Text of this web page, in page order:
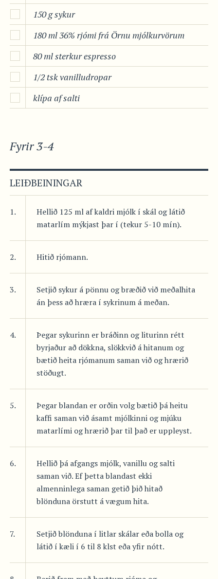
150 g sykur
180 ml 36% rjómi frá Örnu mjólkurvörum
80 ml sterkur espresso
1/2 tsk vanilludropar
klípa af salti
Fyrir 3-4
LEIÐBEININGAR
1.
Hellið 125 ml af kaldri mjólk í skál og látið
matarlím mýkjast þar í (tekur 5-10 mín).
2. Hitið rjómann.
3.
Setjið sykur á pönnu og bræðið við meðalhita
án þess að hræra í sykrinum á meðan.
4.
Þegar sykurinn er bráðinn og liturinn rétt
byrjaður að dökkna, slökkvið á hitanum og
bætið heita rjómanum saman við og hrærið
stöðugt.
5.
Þegar blandan er orðin volg bætið þá heitu
kaffi saman við ásamt mjólkinni og mjúku
matarlími og hrærið þar til það er uppleyst.
6.
Hellið þá afgangs mjólk, vanillu og salti
saman við. Ef þetta blandast ekki
almenninlega saman getið þið hitað
blönduna örstutt á vægum hita.
7.
Setjið blönduna í litlar skálar eða bolla og
látið í kæli í 6 til 8 klst eða yfir nótt.